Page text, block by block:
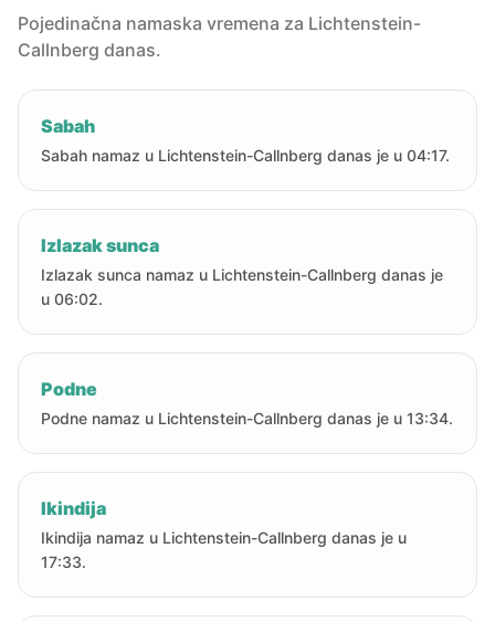
Pojedinačna namaska vremena za Lichtenstein-
Callnberg danas.
Sabah
Sabah namaz u Lichtenstein-Callnberg danas je u 04:17.
Izlazak sunca
Izlazak sunca namaz u Lichtenstein-Callnberg danas je
u 06:02.
Podne
Podne namaz u Lichtenstein-Callnberg danas je u 13:34.
Ikindija
Ikindija namaz u Lichtenstein-Callnberg danas je u
17:33.